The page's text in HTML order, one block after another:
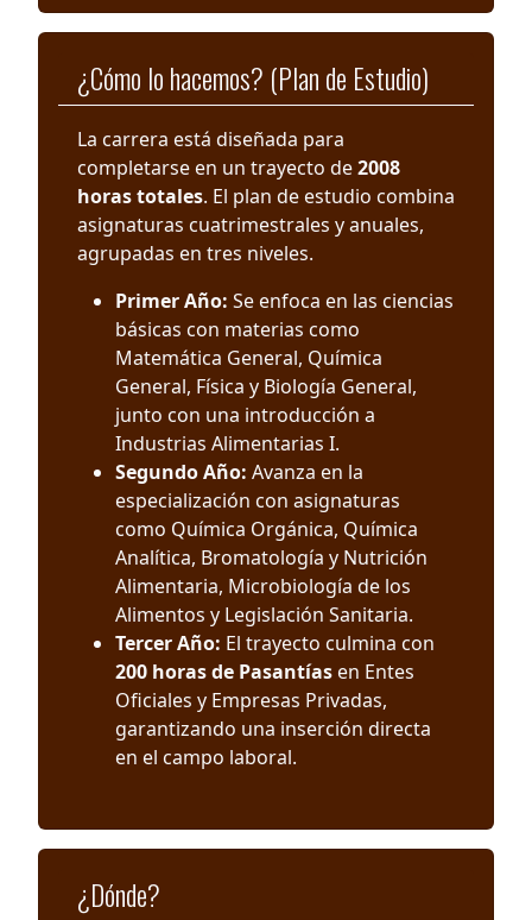
¿Cómo lo hacemos? (Plan de Estudio)
La carrera está diseñada para
completarse en un trayecto de2008
horas totales. El plan de estudio combina
asignaturas cuatrimestrales y anuales,
agrupadas en tres niveles.
Primer Año: Se enfoca en las ciencias
básicas con materias como
Matemática General, Química
General, Física y Biología General,
junto con una introducción a
Industrias Alimentarias I.
Segundo Año: Avanza en la
especialización con asignaturas
como Química Orgánica, Química
Analítica, Bromatología y Nutrición
Alimentaria, Microbiología de los
Alimentos y Legislación Sanitaria.
Tercer Año: El trayecto culmina con
200 horas de Pasantíasen Entes
Oficiales y Empresas Privadas,
garantizando una inserción directa
en el campo laboral.
¿Dónde?